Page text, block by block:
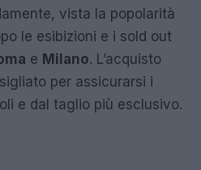
vista la popolarità
le esibizioni e i sold out
e Milano. L’acquisto
per assicurarsi i
e dal taglio più esclusivo.